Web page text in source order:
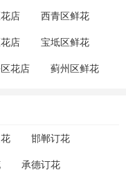
店 西青区鲜花
店 宝坻区鲜花
花店 蓟州区鲜花
邯郸订花
承德订花